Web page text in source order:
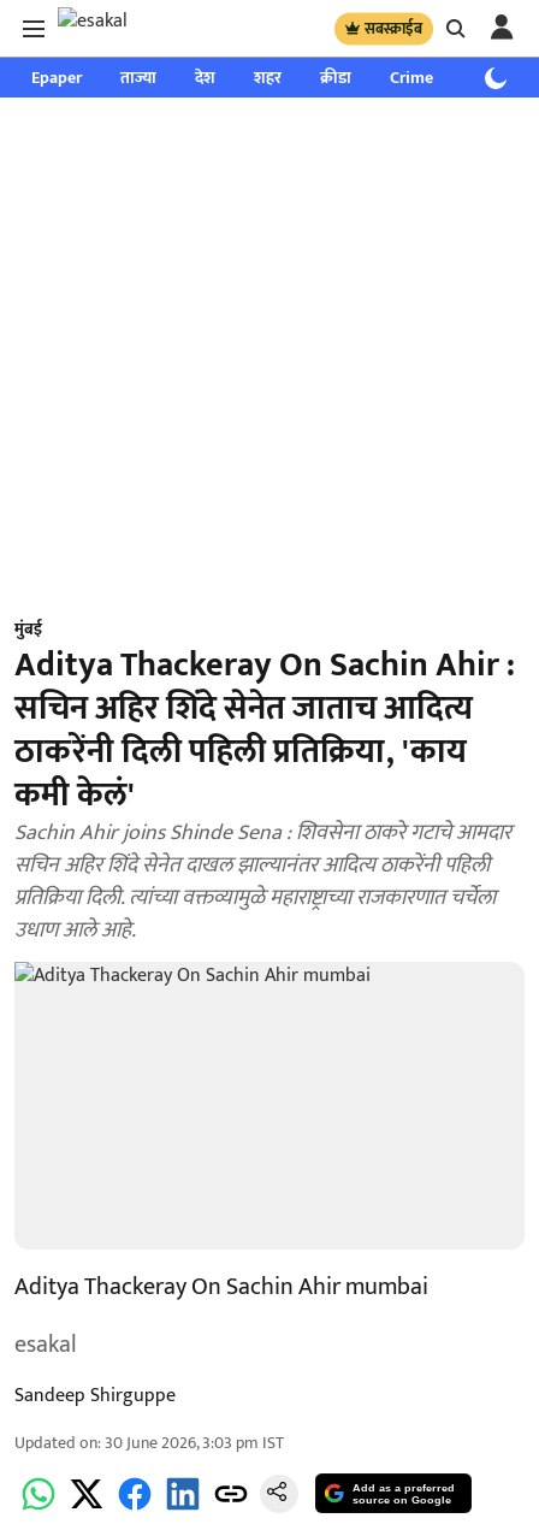
सबस्क्राईब
Epaper ताज्या देश शहर क्रीडा Crime साप्ताहिक
मुंबई
Aditya Thackeray On Sachin Ahir :
सचिन अहिर शिंदे सेनेत जाताच आदित्य
ठाकरेंनी दिली पहिली प्रतिक्रिया, 'काय
कमी केलं'
Sachin Ahir joins Shinde Sena : शिवसेना ठाकरे गटाचे आमदार
सचिन अहिर शिंदे सेनेत दाखल झाल्यानंतर आदित्य ठाकरेंनी पहिली
प्रतिक्रिया दिली. त्यांच्या वक्तव्यामुळे महाराष्ट्राच्या राजकारणात चर्चेला
उधाण आले आहे.
Aditya Thackeray On Sachin Ahir mumbai
esakal
Sandeep Shirguppe
Updated on:30 June 2026, 3:03 pm IST
Add as a preferred
source on Google